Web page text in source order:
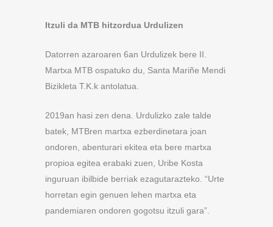
Itzuli da MTB hitzordua Urdulizen
Datorren azaroaren 6an Urdulizek bere II.
Martxa MTB ospatuko du, Santa Mariñe Mendi
Bizikleta T.K.k antolatua.
2019an hasi zen dena. Urdulizko zale talde
batek, MTBren martxa ezberdinetara joan
ondoren, abenturari ekitea eta bere martxa
propioa egitea erabaki zuen, Uribe Kosta
inguruan ibilbide berriak ezagutarazteko. “Urte
horretan egin genuen lehen martxa eta
pandemiaren ondoren gogotsu itzuli gara”.